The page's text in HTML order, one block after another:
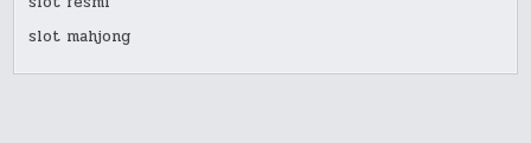
slot mahjong